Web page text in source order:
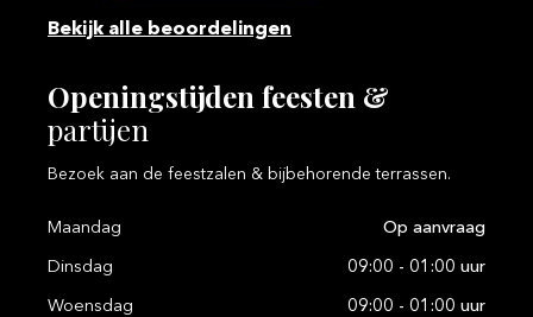
Bekijk alle beoordelingen
Openingstijden feesten &
partijen
Bezoek aan de feestzalen & bijbehorende terrassen.
Maandag Op aanvraag
Dinsdag 09:00 - 01:00 uur
Woensdag 09:00 - 01:00 uur